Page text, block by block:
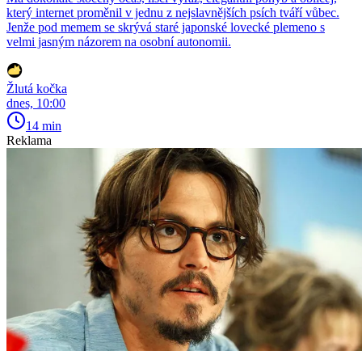
který internet proměnil v jednu z nejslavnějších psích tváří vůbec.
Jenže pod memem se skrývá staré japonské lovecké plemeno s
velmi jasným názorem na osobní autonomii.
Žlutá kočka
dnes, 10:00
14 min
Reklama